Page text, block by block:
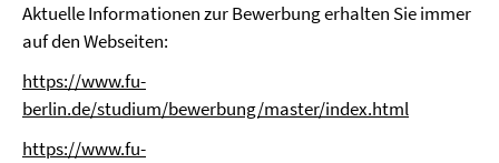
Aktuelle Informationen zur Bewerbung erhalten Sie immer
auf den Webseiten:
https://www.fu-
berlin.de/studium/bewerbung/master/index.html
https://www.fu-